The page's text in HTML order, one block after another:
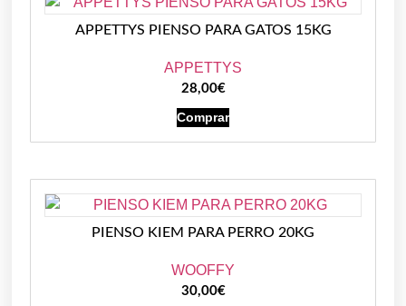
APPETTYS PIENSO PARA GATOS 15KG
APPETTYS
28,00€
Comprar
PIENSO KIEM PARA PERRO 20KG
WOOFFY
30,00€